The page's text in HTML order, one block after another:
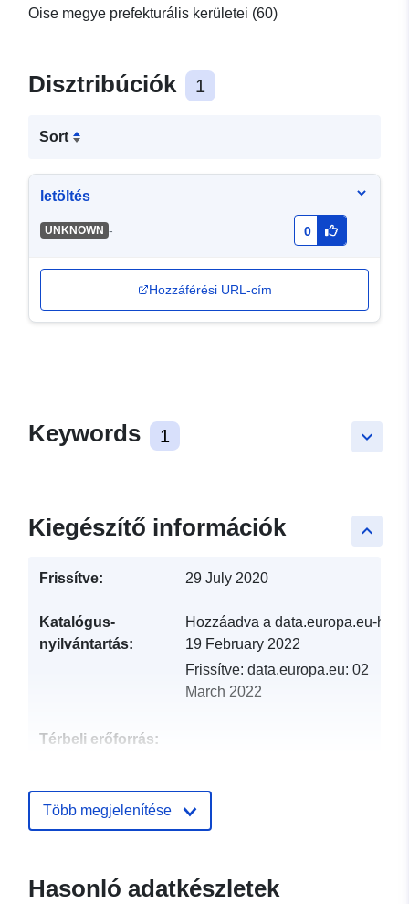
Oise megye prefekturális kerületei (60)
Disztribúciók 1
Sort
letöltés
UNKNOWN - 0
Hozzáférési URL-cím
keyboard_arrow_down
Keywords 1
keyboard_arrow_up
Kiegészítő információk
Frissítve: 29 July 2020
Katalógus-
nyilvántartás:
Hozzáadva a data.europa.eu-hoz:
19 February 2022
Frissítve: data.europa.eu: 02
March 2022
Térbeli erőforrás:
ide.developpement-
durable.gouv.fr/service/fr-
4a87070de3ac
Több megjelenítése
Hasonló adatkészletek